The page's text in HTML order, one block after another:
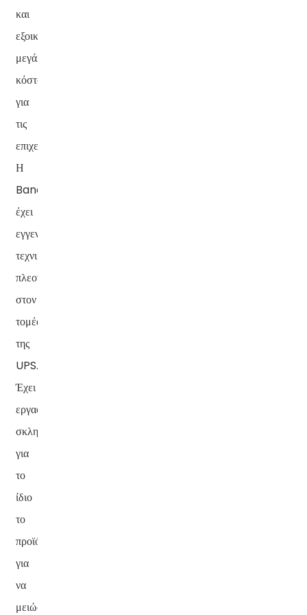
και
εξοικονομώντας
μεγάλο
κόστος
για
τις
επιχειρήσεις.
Η
Banatton
έχει
εγγενή
τεχνικά
πλεονεκτήματα
στον
τομέα
της
UPS.
Έχει
εργαστεί
σκληρά
για
το
ίδιο
το
προϊόν
για
να
μειώσει